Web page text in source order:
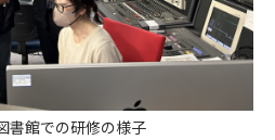
書館での研修の様子